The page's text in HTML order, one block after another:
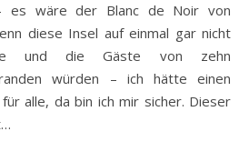
es wäre der Blanc de Noir von
diese Insel auf einmal gar nicht
und die Gäste von zehn
würden – ich hätte einen
alle, da bin ich mir sicher. Dieser